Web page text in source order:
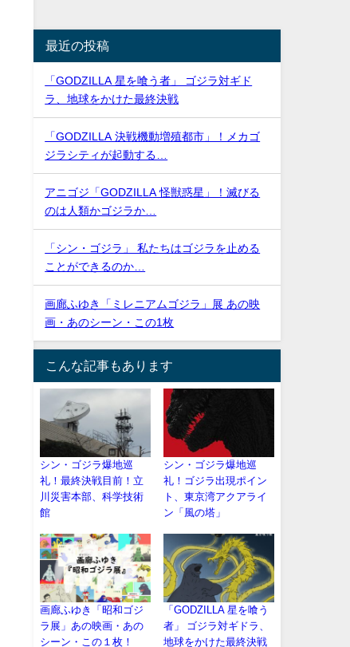
最近の投稿
「GODZILLA 星を喰う者」 ゴジラ対ギド
ラ、地球をかけた最終決戦
「GODZILLA 決戦機動増殖都市」！メカゴ
ジラシティが起動する…
アニゴジ「GODZILLA 怪獣惑星」！滅びる
のは人類かゴジラか…
「シン・ゴジラ」 私たちはゴジラを止める
ことができるのか…
画廊ふゆき「ミレニアムゴジラ」展 あの映
画・あのシーン・この1枚
こんな記事もあります
シン・ゴジラ爆地巡
礼！最終決戦目前！立
川災害本部、科学技術
館
シン・ゴジラ爆地巡
礼！ゴジラ出現ポイン
ト、東京湾アクアライ
ン「風の塔」
画廊ふゆき「昭和ゴジ
ラ展」あの映画・あの
シーン・この１枚！
「GODZILLA 星を喰う
者」 ゴジラ対ギドラ、
地球をかけた最終決戦